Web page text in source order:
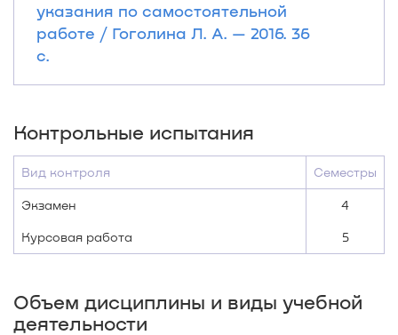
указания по самостоятельной
работе / Гоголина Л. А. — 2016. 36
с.
Контрольные испытания
Вид контроля Семестры
Экзамен 4
Курсовая работа 5
Объем дисциплины и виды учебной
деятельности